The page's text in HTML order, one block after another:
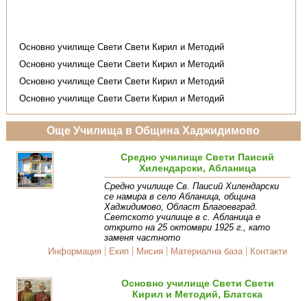
Oсновно училище Свети Свети Кирил и Методий
Oсновно училище Свети Свети Кирил и Методий
Oсновно училище Свети Свети Кирил и Методий
Oсновно училище Свети Свети Кирил и Методий
Още Училища в Община Хаджидимово
Средно училище Свети Паисий
Хилендарски, Абланица
Средно училище Св. Паисий Хилендарски
се намира в село Абланица, община
Хаджидимово, Област Благоевград.
Светското училище в с. Абланица е
открито на 25 октомври 1925 г., като
заменя частното
Информация
Екип Мисия Материална база Контакти
Oсновно училище Свети Свети
Кирил и Методий, Блатска